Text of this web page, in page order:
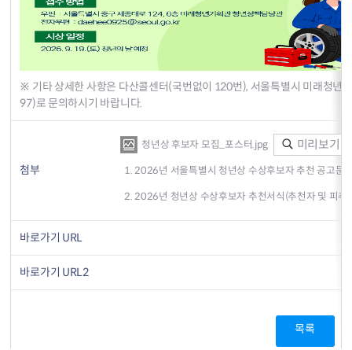
※ 기타 상세한 사항은 다산콜센터(국번없이 120번), 서울특별시 미래청
97)로 문의하시기 바랍니다.
첨부
청년상 후보자 모집_포스터.jpg 미리보기
1. 2026년 서울특별시 청년상 수상후보자 추천 공고문
2. 2026년 청년상 수상후보자 추천서식(추천자 및 피추
바로가기 URL
바로가기 URL2
목록